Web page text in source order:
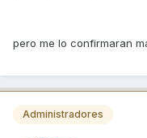
pero me lo confirmaran
Administradores